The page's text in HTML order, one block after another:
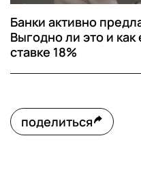
Банки активно
Выгодно ли это и
ставке 18%
поделиться